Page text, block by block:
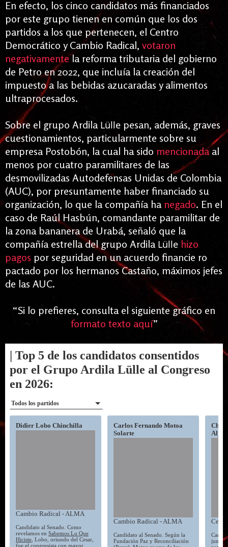
En efecto, los cinco candidatos más financiados
por este grupo tienen en común que los dos
partidos a los que pertenecen, el Centro
Democrático y Cambio Radical, votaron
negativamentela reforma tributaria del gobierno
de Petro en 2022, que incluía la creación del
impuesto a las bebidas azucaradas y alimentos
ultraprocesados.
Sobre el grupo Ardila Lülle pesan, además, graves
cuestionamientos, particularmente sobre su
empresa Postobón, la cual ha sido mencionadaal
menos por cuatro paramilitares de las
desmovilizadas Autodefensas Unidas de Colombia
(AUC), por presuntamente haber financiado su
organización, lo que la compañía ha negado. En el
caso de Raúl Hasbún, comandante paramilitar de
la zona bananera de Urabá, señaló que la
compañía estrella del grupo Ardila Lülle hizo
pagos por seguridad en un acuerdo financie ro
pactado por los hermanos Castaño, máximos jefes
de las AUC.
“Si lo prefieres, consulta el siguiente gráfico en
formato texto aquí”